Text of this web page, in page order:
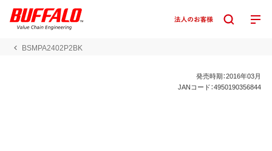
BSMPA2402P2BK
発売時期：2016年03月
JANコード：4950190356844